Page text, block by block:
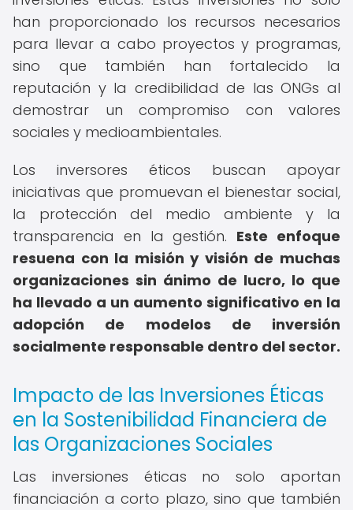
han proporcionado los recursos necesarios
para llevar a cabo proyectos y programas,
sino que también han fortalecido la
reputación y la credibilidad de las ONGs al
demostrar un compromiso con valores
sociales y medioambientales.
Los inversores éticos buscan apoyar
iniciativas que promuevan el bienestar social,
la protección del medio ambiente y la
transparencia en la gestión. Este enfoque
resuena con la misión y visión de muchas
organizaciones sin ánimo de lucro, lo que
ha llevado a un aumento significativo en la
adopción de modelos de inversión
socialmente responsable dentro del sector.
Impacto de las Inversiones Éticas
en la Sostenibilidad Financiera de
las Organizaciones Sociales
Las inversiones éticas no solo aportan
financiación a corto plazo, sino que también